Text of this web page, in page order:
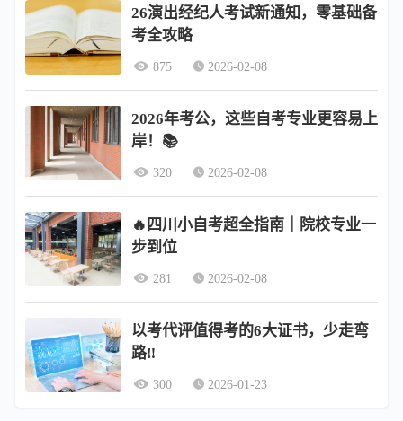
26演出经纪人考试新通知，零基础备
考全攻略
875 2026-02-08
2026年考公，这些自考专业更容易上
岸！📚
320 2026-02-08
🔥四川小自考超全指南｜院校专业一
步到位
281 2026-02-08
以考代评值得考的6大证书，少走弯
路‼️
300 2026-01-23